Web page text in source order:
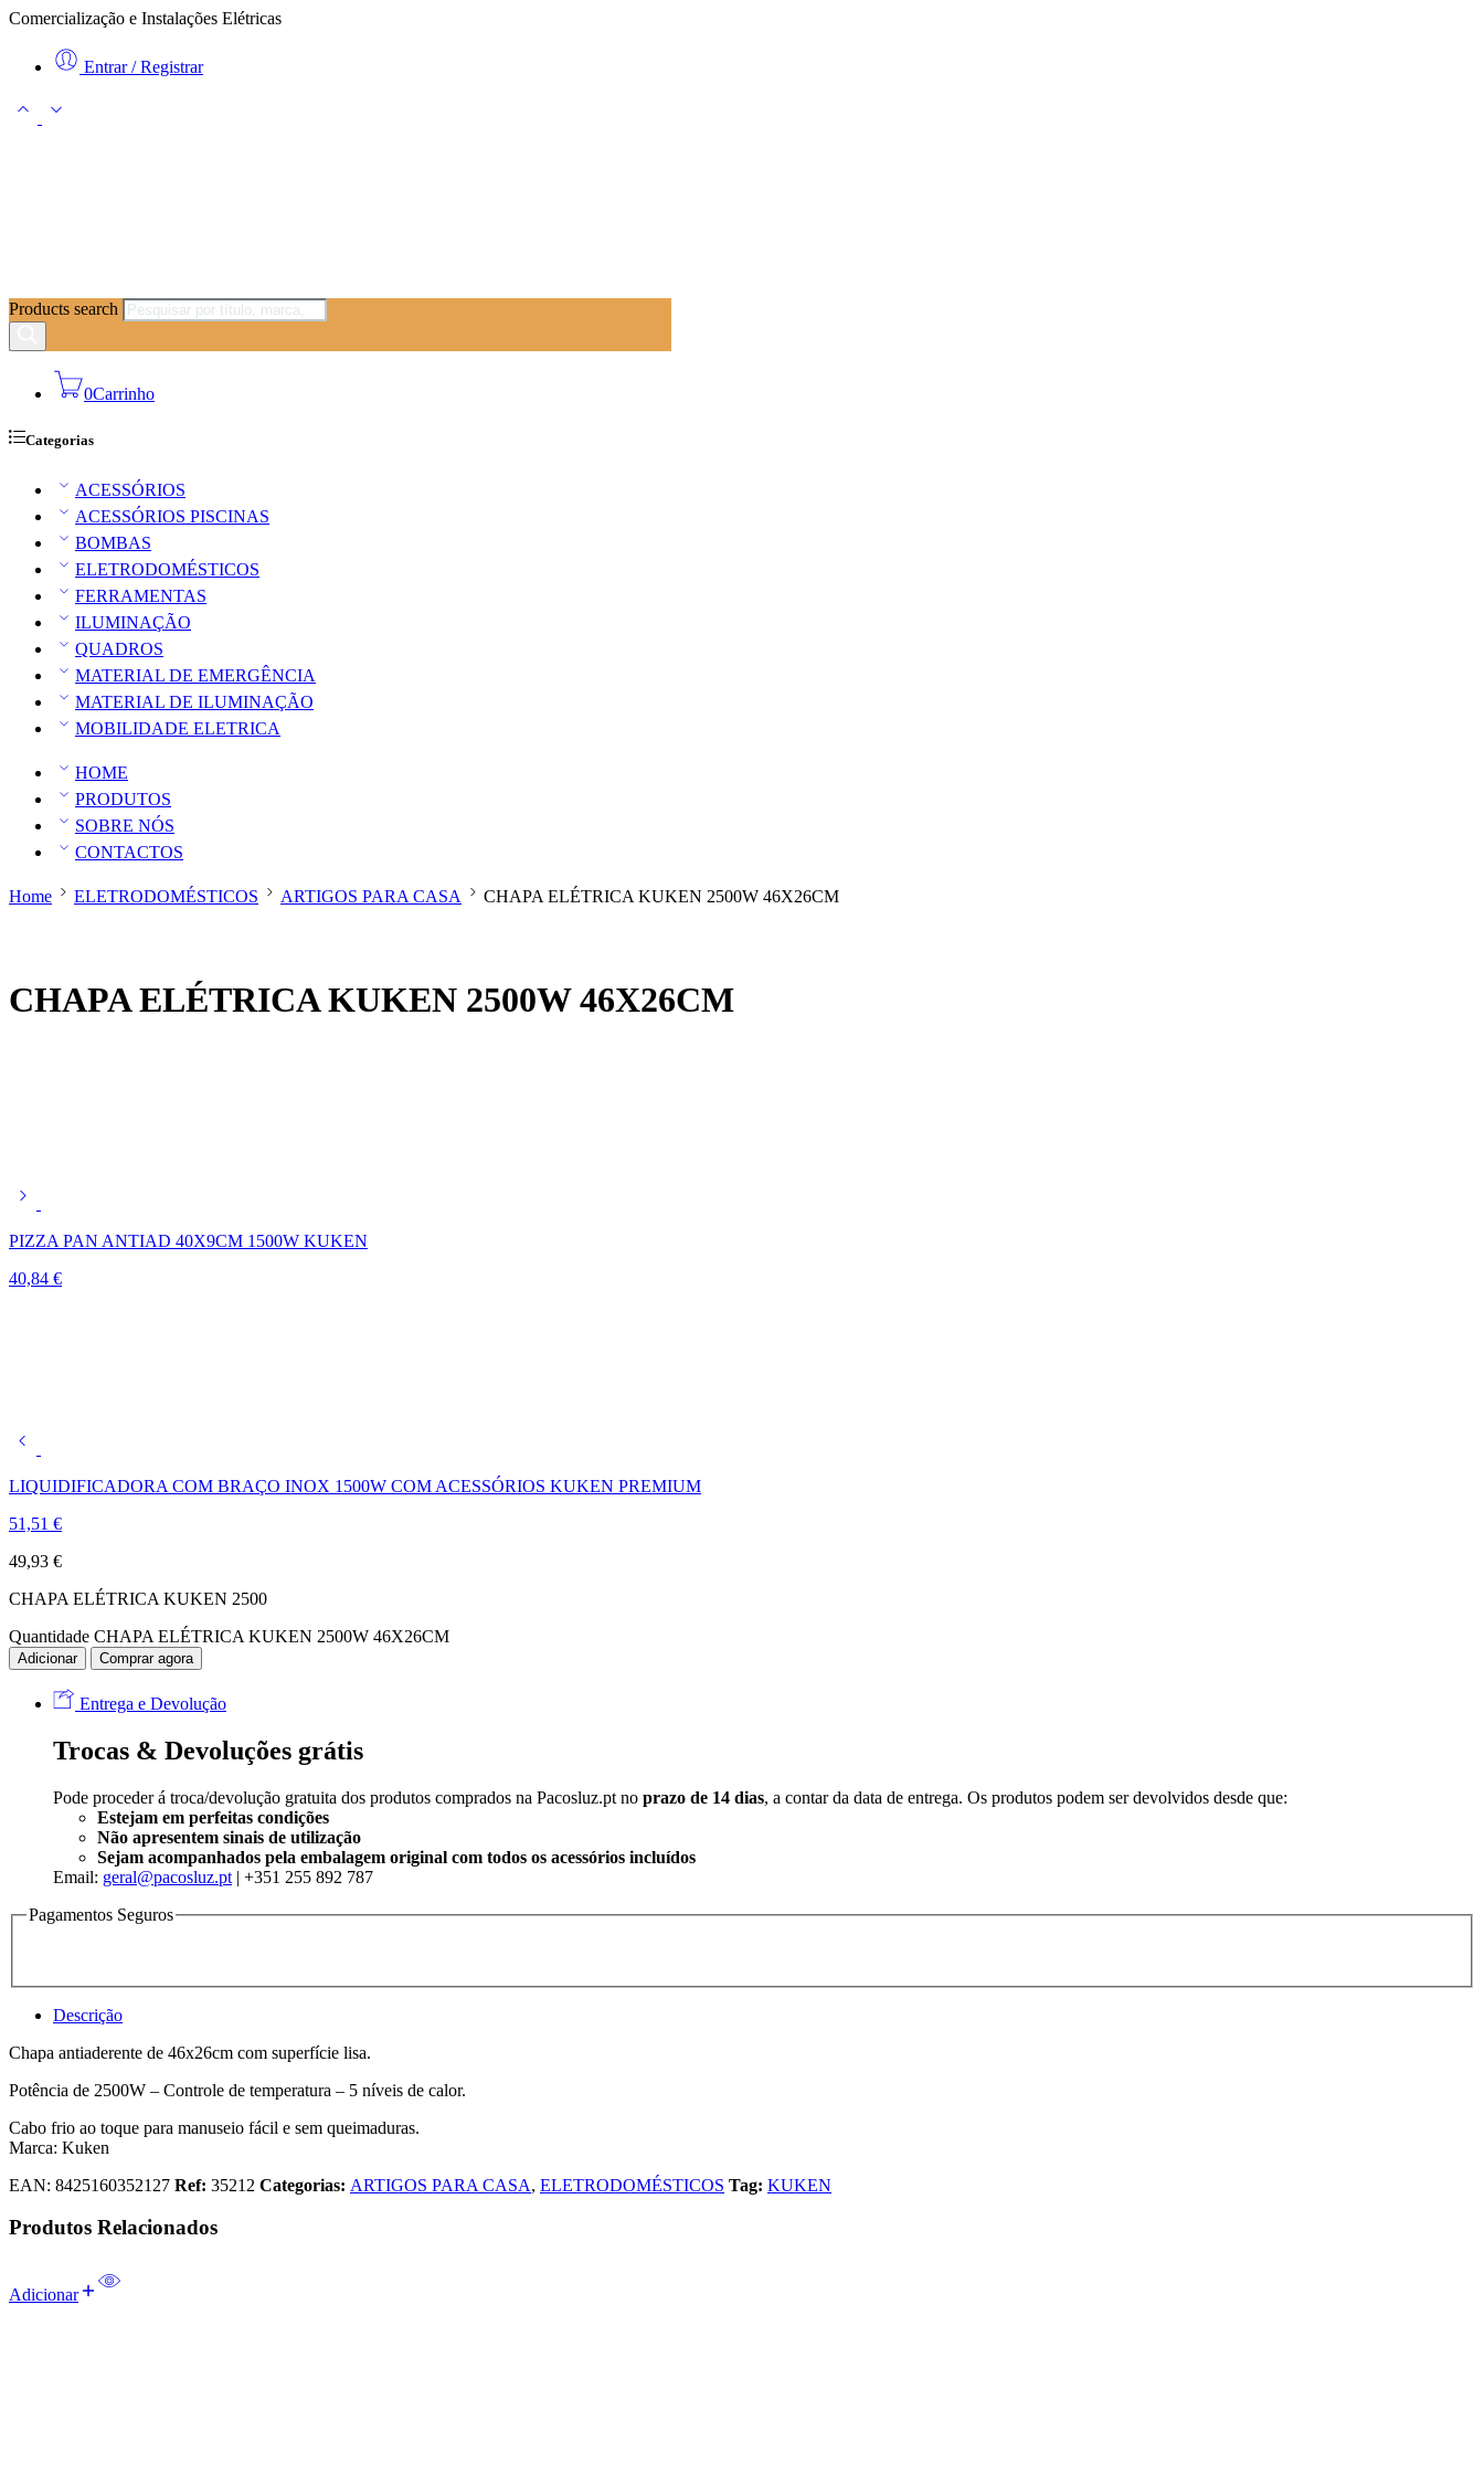
Comercialização e Instalações Elétricas
Entrar / Registrar
Products search
0Carrinho
Categorias
ACESSÓRIOS
ACESSÓRIOS PISCINAS
BOMBAS
ELETRODOMÉSTICOS
FERRAMENTAS
ILUMINAÇÃO
QUADROS
MATERIAL DE EMERGÊNCIA
MATERIAL DE ILUMINAÇÃO
MOBILIDADE ELETRICA
HOME
PRODUTOS
SOBRE NÓS
CONTACTOS
Home ELETRODOMÉSTICOS ARTIGOS PARA CASA CHAPA ELÉTRICA KUKEN 2500W 46X26CM
CHAPA ELÉTRICA KUKEN 2500W 46X26CM
PIZZA PAN ANTIAD 40X9CM 1500W KUKEN
40,84 €
LIQUIDIFICADORA COM BRAÇO INOX 1500W COM ACESSÓRIOS KUKEN PREMIUM
51,51 €
49,93 €
CHAPA ELÉTRICA KUKEN 2500
Quantidade CHAPA ELÉTRICA KUKEN 2500W 46X26CM
Adicionar Comprar agora
Entrega e Devolução
Trocas & Devoluções grátis
Pode proceder á troca/devolução gratuita dos produtos comprados na Pacosluz.pt no prazo de 14 dias, a contar da data de entrega. Os produtos podem ser devolvidos desde que:
Estejam em perfeitas condições
Não apresentem sinais de utilização
Sejam acompanhados pela embalagem original com todos os acessórios incluídos
Email: geral@pacosluz.pt | +351 255 892 787
Pagamentos Seguros
Descrição
Chapa antiaderente de 46x26cm com superfície lisa.
Potência de 2500W – Controle de temperatura – 5 níveis de calor.
Cabo frio ao toque para manuseio fácil e sem queimaduras.
Marca: Kuken
EAN: 8425160352127 Ref: 35212 Categorias: ARTIGOS PARA CASA, ELETRODOMÉSTICOS Tag: KUKEN
Produtos Relacionados
Adicionar